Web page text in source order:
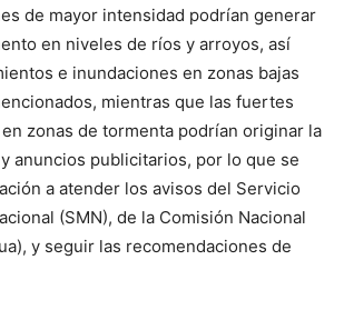
de mayor intensidad podrían generar
en niveles de ríos y arroyos, así
e inundaciones en zonas bajas
mientras que las fuertes
zonas de tormenta podrían originar la
anuncios publicitarios, por lo que se
a atender los avisos del Servicio
(SMN), de la Comisión Nacional
y seguir las recomendaciones de